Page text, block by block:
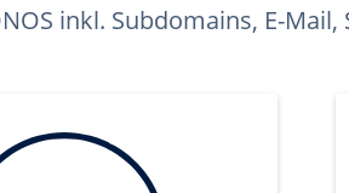
inkl. Subdomains, E-